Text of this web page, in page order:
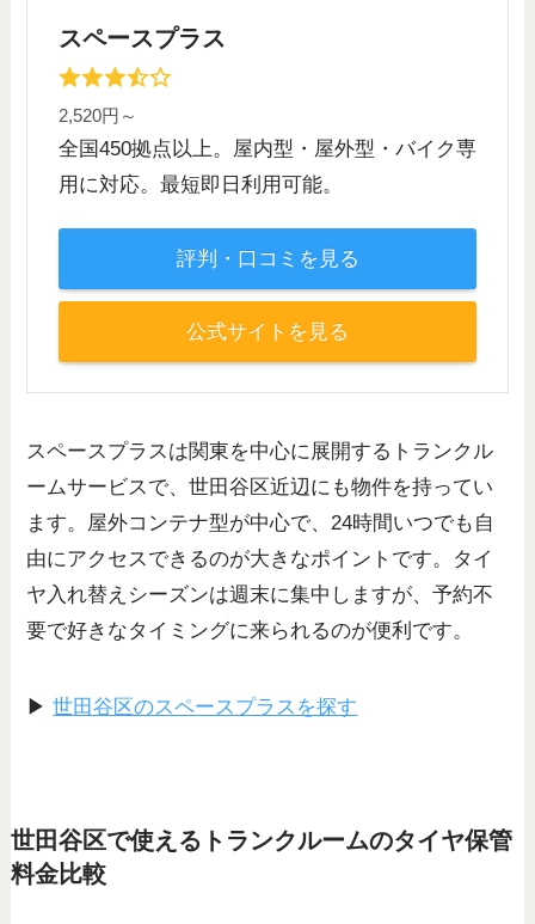
スペースプラス
2,520円～
全国450拠点以上。屋内型・屋外型・バイク専
用に対応。最短即日利用可能。
評判・口コミを見る
公式サイトを見る
スペースプラスは関東を中心に展開するトランクル
ームサービスで、世田谷区近辺にも物件を持ってい
ます。屋外コンテナ型が中心で、24時間いつでも自
由にアクセスできるのが大きなポイントです。タイ
ヤ入れ替えシーズンは週末に集中しますが、予約不
要で好きなタイミングに来られるのが便利です。
▶世田谷区のスペースプラスを探す
世田谷区で使えるトランクルームのタイヤ保管
料金比較